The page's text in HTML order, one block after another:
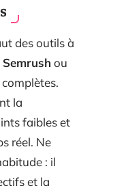
des outils à
Semrushou
la
faibles et
réel. Ne
: il
et la